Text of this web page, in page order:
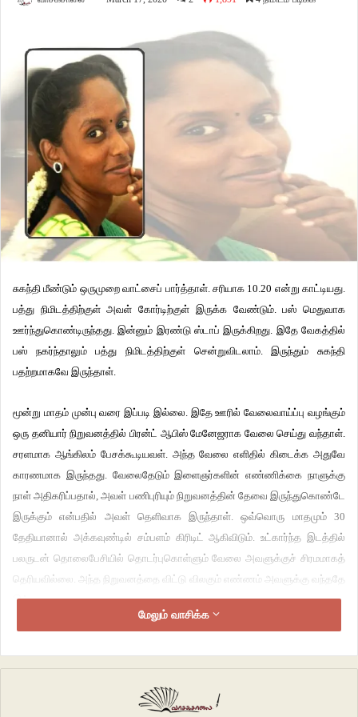
சுகந்தி மீண்டும் ஒருமுறை வாட்சைப் பார்த்தாள். சரியாக 10.20 என்று காட்டியது.
பத்து நிமிடத்திற்குள் அவள் கோர்டிற்குள் இருக்க வேண்டும். பஸ் மெதுவாக
ஊர்ந்துகொண்டிருந்தது. இன்னும் இரண்டு ஸ்டாப் இருக்கிறது. இதே வேகத்தில்
பஸ் நகர்ந்தாலும் பத்து நிமிடத்திற்குள் சென்றுவிடலாம். இருந்தும் சுகந்தி
பதற்றமாகவே இருந்தாள்.
மூன்று மாதம் முன்பு வரை இப்படி இல்லை. இதே ஊரில் வேலைவாய்ப்பு வழங்கும்
ஒரு தனியார் நிறுவனத்தில் பிரன்ட் ஆபிஸ் மேனேஜராக வேலை செய்து வந்தாள்.
சரளமாக ஆங்கிலம் பேசக்கூடியவள். அந்த வேலை எளிதில் கிடைக்க அதுவே
காரணமாக இருந்தது. வேலைதேடும் இளைஞர்களின் எண்ணிக்கை நாளுக்கு
நாள் அதிகரிப்பதால், அவள் பணிபுரியும் நிறுவனத்தின் தேவை இருந்துகொண்டே
இருக்கும் என்பதில் அவள் தெளிவாக இருந்தாள். ஒவ்வொரு மாதமும் 30
தேதியானால் அக்கவுண்டில் சம்பளம் கிரிடிட் ஆகிவிடும். உட்கார்ந்த இடத்தில்
பலருடன் தொலைபேசியில் தொடர்புகொள்ளும் வேலை அவளுக்குச் சிரமமாகத்
தெரியவில்லை. அந்த நிறுவனத்தை விட்டு விலகும் எண்ணம் அவளுக்கு வந்ததே
இல்லை.
அமைதி காத்தவள், கதிர் இந்த உறவிலிருந்து விலக நினைக்கிறான், அதை
மேலும் வாசிக்க